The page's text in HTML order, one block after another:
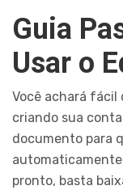
Guia
Usar o
Você achará fácil
criando sua
documento para
pronto, basta